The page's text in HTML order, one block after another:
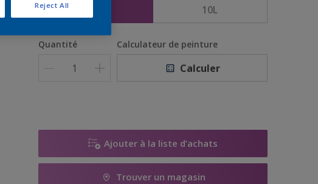
10L
Quantité Calculateur de peinture
Calculer
Ajouter à la liste d’achats
Trouver un magasin
Reject All